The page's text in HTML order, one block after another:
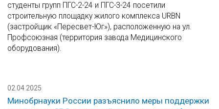
студенты групп ПГС-2-24 и ПГС-3-24 посетили
строительную площадку жилого комплекса URBN
(застройщик «Пересвет-Юг»), расположенную на ул.
Профсоюзная (территория завода Медицинского
оборудования).
02.04.2025
Минобрнауки России разъяснило меры поддержки